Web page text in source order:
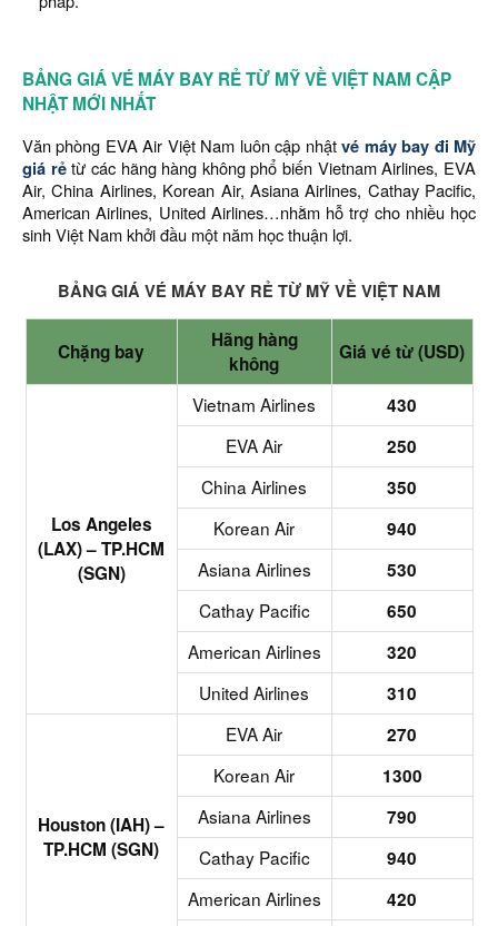
BẢNG GIÁ VÉ MÁY BAY RẺ TỪ MỸ VỀ VIỆT NAM CẬP
NHẬT MỚI NHẤT
Văn phòng EVA Air Việt Nam luôn cập nhậtvé máy bay đi Mỹ
giá rẻtừ các hãng hàng không phổ biến Vietnam Airlines, EVA
Air, China Airlines, Korean Air, Asiana Airlines, Cathay Pacific,
American Airlines, United Airlines…nhằm hỗ trợ cho nhiều học
sinh Việt Nam khởi đầu một năm học thuận lợi.
BẢNG GIÁ VÉ MÁY BAY RẺ TỪ MỸ VỀ VIỆT NAM
Chặng bay
Hãng hàng
không
Giá vé từ (USD)
Los Angeles
(LAX) – TP.HCM
(SGN)
Vietnam Airlines
430
EVA Air
250
China Airlines
350
Korean Air
940
Asiana Airlines
530
Cathay Pacific
650
American Airlines
320
United Airlines
310
Houston (IAH) –
TP.HCM (SGN)
EVA Air
270
Korean Air
1300
Asiana Airlines
790
Cathay Pacific
940
American Airlines
420